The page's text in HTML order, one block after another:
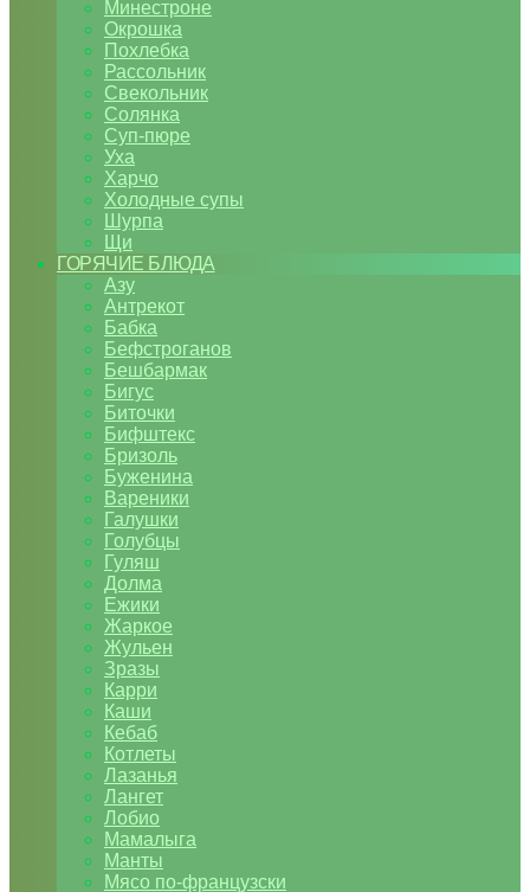
Минестроне
Окрошка
Похлебка
Рассольник
Свекольник
Солянка
Суп-пюре
Уха
Харчо
Холодные супы
Шурпа
Щи
ГОРЯЧИЕ БЛЮДА
Азу
Антрекот
Бабка
Бефстроганов
Бешбармак
Бигус
Биточки
Бифштекс
Бризоль
Буженина
Вареники
Галушки
Голубцы
Гуляш
Долма
Ежики
Жаркое
Жульен
Зразы
Карри
Каши
Кебаб
Котлеты
Лазанья
Лангет
Лобио
Мамалыга
Манты
Мясо по-французски